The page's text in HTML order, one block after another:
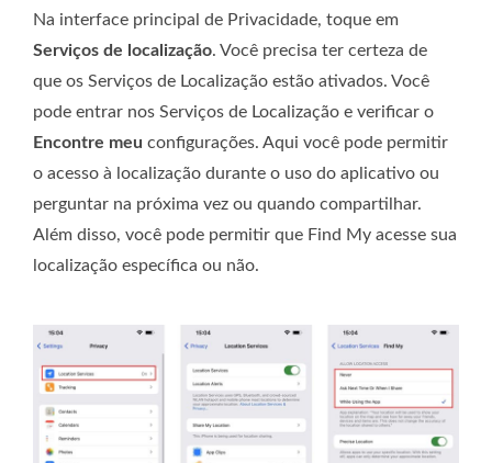
Na interface principal de Privacidade, toque em
Serviços de localização. Você precisa ter certeza de
que os Serviços de Localização estão ativados. Você
pode entrar nos Serviços de Localização e verificar o
Encontre meu configurações. Aqui você pode permitir
o acesso à localização durante o uso do aplicativo ou
perguntar na próxima vez ou quando compartilhar.
Além disso, você pode permitir que Find My acesse sua
localização específica ou não.